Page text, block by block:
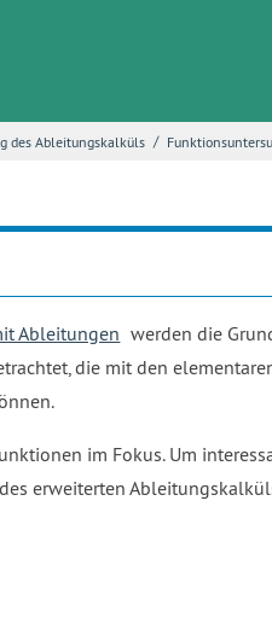
des Ableitungskalküls /
Ableitungen werden die
die mit den
im Fokus. Um
erweiterten